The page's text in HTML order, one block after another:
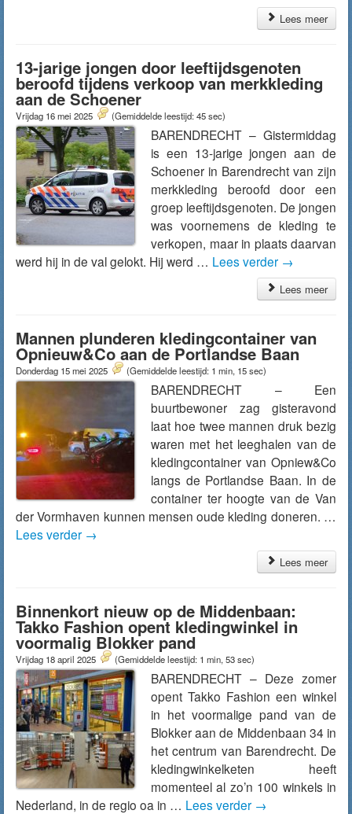
Lees meer
13-jarige jongen door leeftijdsgenoten
beroofd tijdens verkoop van merkkleding
aan de Schoener
Vrijdag 16 mei 2025 (Gemiddelde leestijd: 45 sec)
BARENDRECHT – Gistermiddag
is een 13-jarige jongen aan de
Schoener in Barendrecht van zijn
merkkleding beroofd door een
groep leeftijdsgenoten. De jongen
was voornemens de kleding te
verkopen, maar in plaats daarvan
werd hij in de val gelokt. Hij werd … Lees verder →
Lees meer
Mannen plunderen kledingcontainer van
Opnieuw&Co aan de Portlandse Baan
Donderdag 15 mei 2025 (Gemiddelde leestijd: 1 min, 15 sec)
BARENDRECHT – Een
buurtbewoner zag gisteravond
laat hoe twee mannen druk bezig
waren met het leeghalen van de
kledingcontainer van Opniew&Co
langs de Portlandse Baan. In de
container ter hoogte van de Van
der Vormhaven kunnen mensen oude kleding doneren. …
Lees verder →
Lees meer
Binnenkort nieuw op de Middenbaan:
Takko Fashion opent kledingwinkel in
voormalig Blokker pand
Vrijdag 18 april 2025 (Gemiddelde leestijd: 1 min, 53 sec)
BARENDRECHT – Deze zomer
opent Takko Fashion een winkel
in het voormalige pand van de
Blokker aan de Middenbaan 34 in
het centrum van Barendrecht. De
kledingwinkelketen heeft
momenteel al zo’n 100 winkels in
Nederland, in de regio oa in … Lees verder →